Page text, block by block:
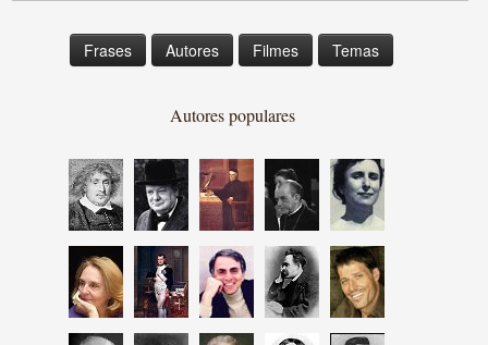
Frases Autores Filmes Temas
Autores populares